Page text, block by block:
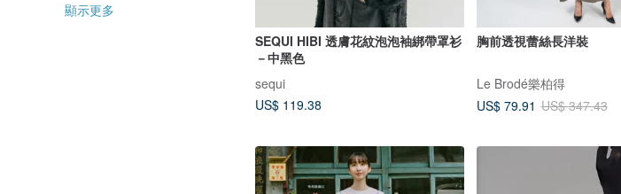
顯示更多
SEQUI HIBI 透膚花紋泡泡袖綁帶罩衫
－中黑色
sequi
US$ 119.38
胸前透視蕾絲長洋裝
Le Brodé樂柏得
US$ 79.91 US$ 347.43